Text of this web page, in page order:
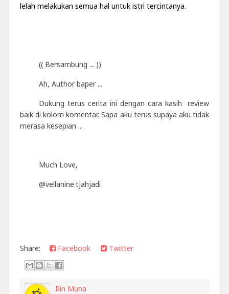
lelah melakukan semua hal untuk istri tercintanya.
(( Bersambung ... ))
Ah, Author baper ...
Dukung terus cerita ini dengan cara kasih review
baik di kolom komentar. Sapa aku terus supaya aku tidak
merasa kesepian ...
Much Love,
@vellanine.tjahjadi
Share: Facebook Twitter
Rin Muna